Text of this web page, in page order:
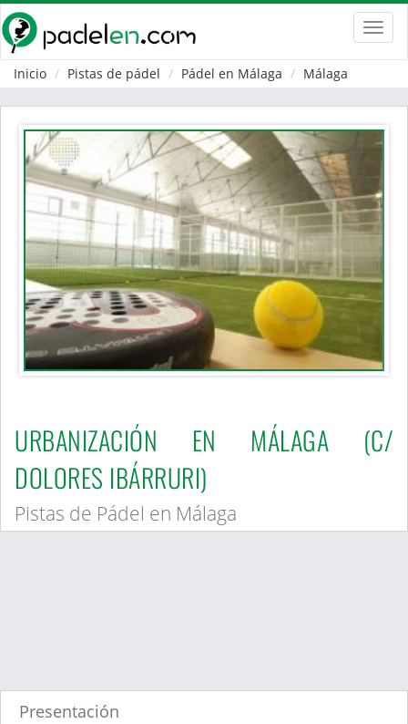
Inicio
Pistas de pádel Pádel en Málaga Málaga
URBANIZACIÓN EN MÁLAGA (C/
DOLORES IBÁRRURI)
Pistas de Pádel en Málaga
Presentación